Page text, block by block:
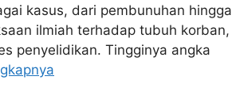
kasus, dari pembunuhan hingga
ilmiah terhadap tubuh korban,
penyelidikan. Tingginya angka